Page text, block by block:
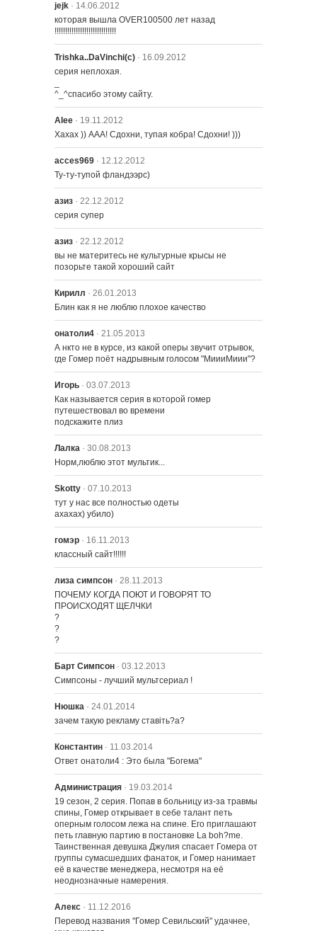
jejk · 14.06.2012
которая вышла OVER100500 лет назад
!!!!!!!!!!!!!!!!!!!!!!!!!!!!!
Trishka..DaVinchi(с) · 16.09.2012
серия неплохая.
^_^спасибо этому сайту.
Alee · 19.11.2012
Хахах )) ААА! Сдохни, тупая кобра! Сдохни! )))
acces969 · 12.12.2012
Ту-ту-тупой фландээрс)
азиз · 22.12.2012
серия супер
азиз · 22.12.2012
вы не материтесь не культурные крысы не
позорьте такой хороший сайт
Кирилл · 26.01.2013
Блин как я не люблю плохое качество
онатоли4 · 21.05.2013
А нкто не в курсе, из какой оперы звучит отрывок,
где Гомер поёт надрывным голосом "МиииМиии"?
Игорь · 03.07.2013
Как называется серия в которой гомер
путешествовал во времени
подскажите плиз
Лалка · 30.08.2013
Норм,люблю этот мультик...
Skotty · 07.10.2013
тут у нас все полностью одеты
ахахах) убило)
гомэр · 16.11.2013
классный сайт!!!!!!
лиза симпсон · 28.11.2013
ПОЧЕМУ КОГДА ПОЮТ И ГОВОРЯТ ТО
ПРОИСХОДЯТ ЩЕЛЧКИ
?
?
?
Барт Симпсон · 03.12.2013
Симпсоны - лучший мультсериал !
Нюшка · 24.01.2014
зачем такую рекламу ставіть?а?
Константин · 11.03.2014
Ответ онатоли4 : Это была "Богема"
Администрация · 19.03.2014
19 сезон, 2 серия. Попав в больницу из-за травмы
спины, Гомер открывает в себе талант петь
оперным голосом лежа на спине. Его приглашают
петь главную партию в постановке La boh?me.
Таинственная девушка Джулия спасает Гомера от
группы сумасшедших фанаток, и Гомер нанимает
её в качестве менеджера, несмотря на её
неоднозначные намерения.
Алекс · 11.12.2016
Перевод названия "Гомер Севильский" удачнее,